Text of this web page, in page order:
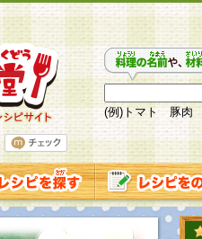
(例)トマト 豚肉